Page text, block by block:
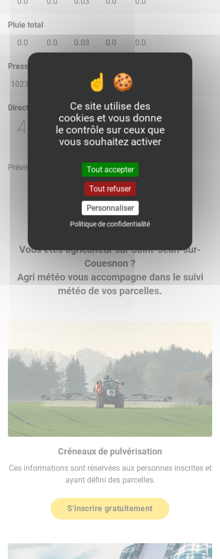
Pluie total
0.0
0.0 0.03 0.0 0.0
Pression atmosphérique (hPa)
1023.0
1014.0 1018.0 1018.0
Direction du vent
Prévisions météo mises à jour le 7 août 2026 à 08h
Voir la météo heure par heure
Vous êtes agriculteur sur Saint-Jean-sur-
Couesnon ?
Agri météo vous accompagne dans le suivi
météo de vos parcelles.
Créneaux de pulvérisation
Ces informations sont réservées aux personnes inscrites et
ayant défini des parcelles.
S'inscrire gratuitement
Ce site utilise des
cookies et vous donne
le contrôle sur ceux que
vous souhaitez activer
Tout accepter
Tout refuser
Personnaliser
Politique de confidentialité